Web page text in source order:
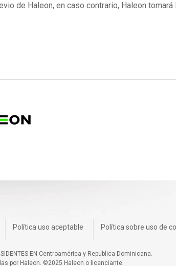
de Haleon, en caso contrario, Haleon tomará
Política uso aceptable Política sobre uso de
EN Centroamérica y Republica Dominicana.
por Haleon. ©2025 Haleon o licenciante.